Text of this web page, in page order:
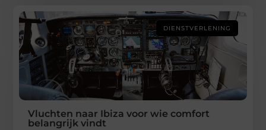
DIENSTVERLENING
Vluchten naar Ibiza voor wie comfort
belangrijk vindt